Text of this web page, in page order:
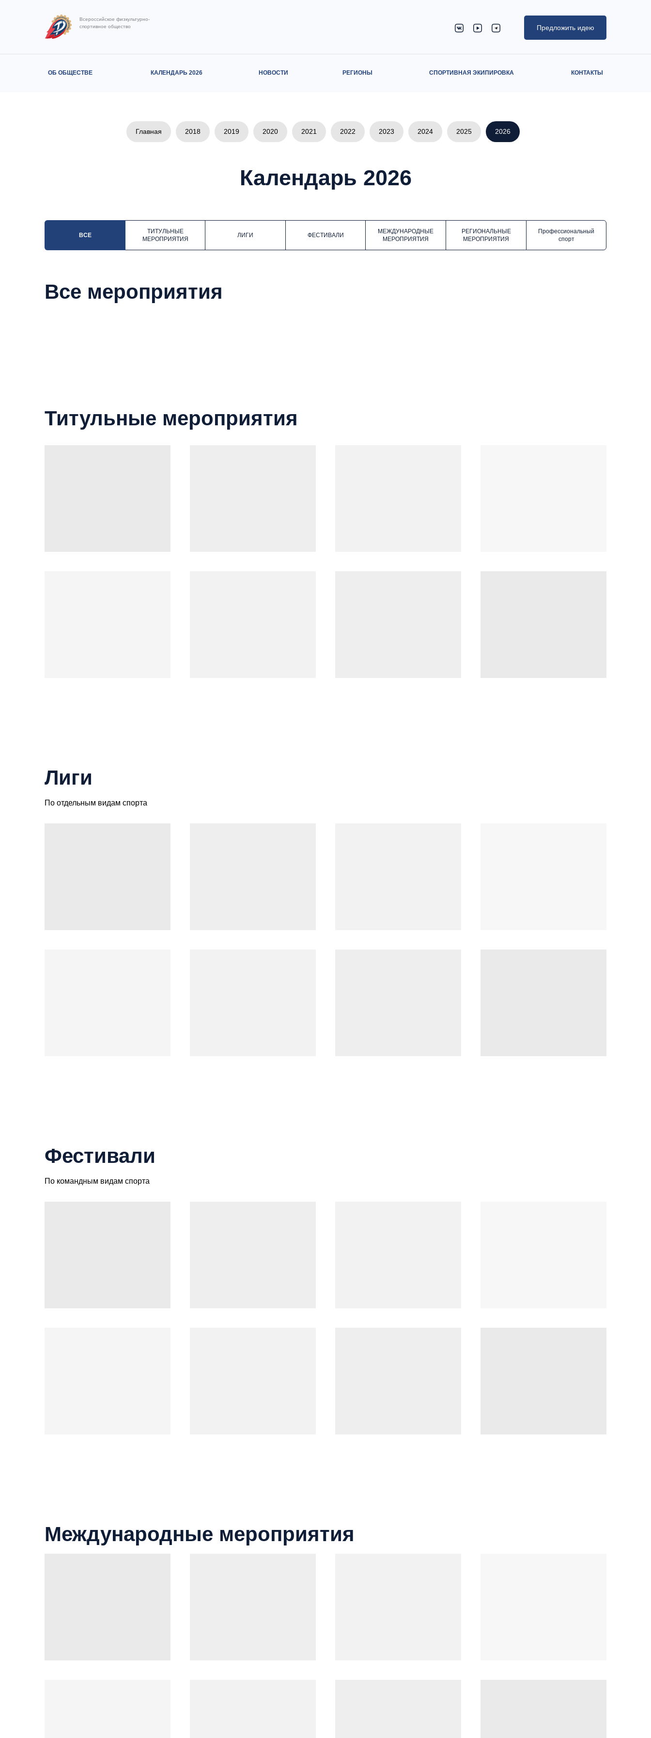
Всероссийское физкультурно-
спортивное общество
ОБ ОБЩЕСТВЕ КАЛЕНДАРЬ 2026 СПОРТИВНАЯ ЭКИПИРОВКА
НОВОСТИ РЕГИОНЫ КОНТАКТЫ
Предложить идею
Главная 2018 2019 2020 2021 2022 2023 2024 2025 2026
Календарь 2026
ВСЕ
ТИТУЛЬНЫЕ
МЕРОПРИЯТИЯ
ЛИГИ ФЕСТИВАЛИ
МЕЖДУНАРОДНЫЕ
МЕРОПРИЯТИЯ
РЕГИОНАЛЬНЫЕ
МЕРОПРИЯТИЯ
Профессиональный
спорт
Все мероприятия
Титульные мероприятия
Лиги
По отдельным видам спорта
Фестивали
По командным видам спорта
Международные мероприятия